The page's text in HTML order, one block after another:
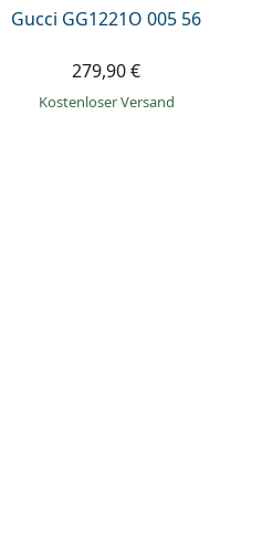
Gucci GG1221O 005 56
279,90 €
Kostenloser Versand